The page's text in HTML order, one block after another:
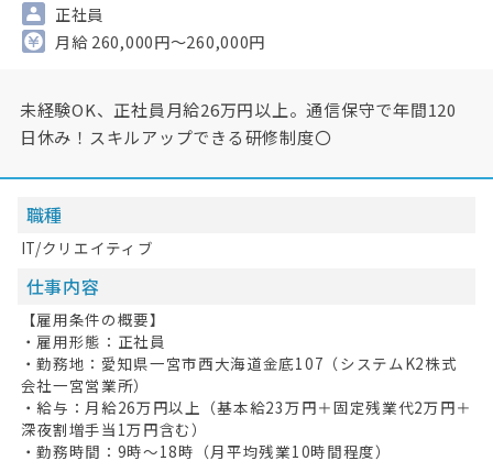
正社員
月給 260,000円～260,000円
未経験OK、正社員月給26万円以上。通信保守で年間120
日休み！スキルアップできる研修制度〇
職種
IT/クリエイティブ
仕事内容
【雇用条件の概要】
・雇用形態：正社員
・勤務地：愛知県一宮市西大海道金底107（システムK2株式
会社一宮営業所）
・給与：月給26万円以上（基本給23万円＋固定残業代2万円＋
深夜割増手当1万円含む）
・勤務時間：9時～18時（月平均残業10時間程度）